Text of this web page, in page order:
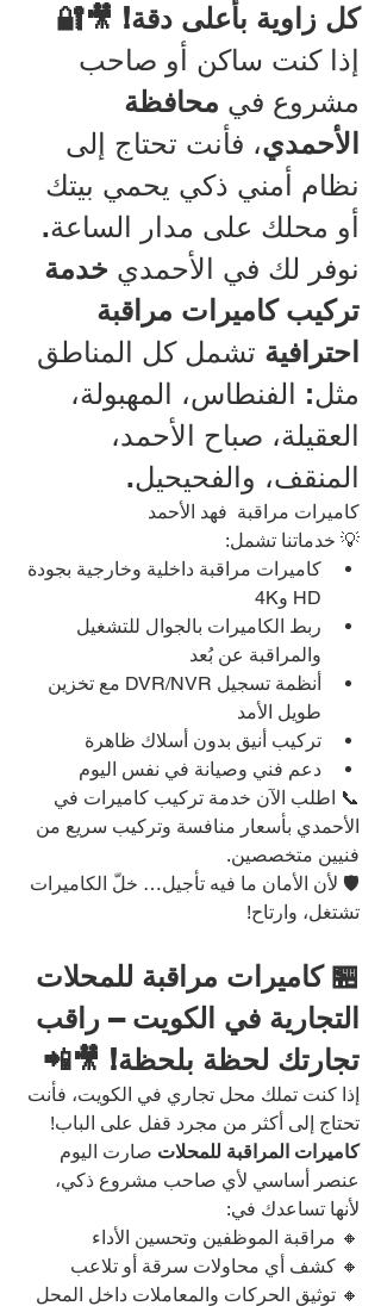
كل زاوية بأعلى دقة! 🎥🔐
إذا كنت ساكن أو صاحب
مشروع في محافظة
الأحمدي، فأنت تحتاج إلى
نظام أمني ذكي يحمي بيتك
أو محلك على مدار الساعة.
نوفر لك في الأحمدي خدمة
تركيب كاميرات مراقبة
احترافية تشمل كل المناطق
مثل: الفنطاس، المهبولة،
العقيلة، صباح الأحمد،
المنقف، والفحيحيل.
كاميرات مراقبة  فهد الأحمد
💡 خدماتنا تشمل:
كاميرات مراقبة داخلية وخارجية بجودة
HD و4K
ربط الكاميرات بالجوال للتشغيل
والمراقبة عن بُعد
أنظمة تسجيل DVR/NVR مع تخزين
طويل الأمد
تركيب أنيق بدون أسلاك ظاهرة
دعم فني وصيانة في نفس اليوم
📞 اطلب الآن خدمة تركيب كاميرات في
الأحمدي بأسعار منافسة وتركيب سريع من
فنيين متخصصين.
🛡️ لأن الأمان ما فيه تأجيل… خلّ الكاميرات
تشتغل، وارتاح!
🏪 كاميرات مراقبة للمحلات
التجارية في الكويت – راقب
تجارتك لحظة بلحظة! 🎥📲
إذا كنت تملك محل تجاري في الكويت، فأنت
تحتاج إلى أكثر من مجرد قفل على الباب!
كاميرات المراقبة للمحلات صارت اليوم
عنصر أساسي لأي صاحب مشروع ذكي،
لأنها تساعدك في:
🔸 مراقبة الموظفين وتحسين الأداء
🔸 كشف أي محاولات سرقة أو تلاعب
🔸 توثيق الحركات والمعاملات داخل المحل